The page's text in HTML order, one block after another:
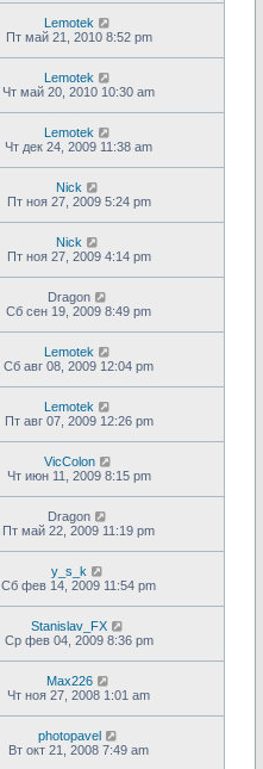
Lemotek
Пт май 21, 2010 8:52 pm
Lemotek
Чт май 20, 2010 10:30 am
Lemotek
Чт дек 24, 2009 11:38 am
Nick
Пт ноя 27, 2009 5:24 pm
Nick
Пт ноя 27, 2009 4:14 pm
Dragon
Сб сен 19, 2009 8:49 pm
Lemotek
Сб авг 08, 2009 12:04 pm
Lemotek
Пт авг 07, 2009 12:26 pm
VicColon
Чт июн 11, 2009 8:15 pm
Dragon
Пт май 22, 2009 11:19 pm
y_s_k
Сб фев 14, 2009 11:54 pm
Stanislav_FX
Ср фев 04, 2009 8:36 pm
Max226
Чт ноя 27, 2008 1:01 am
photopavel
Вт окт 21, 2008 7:49 am